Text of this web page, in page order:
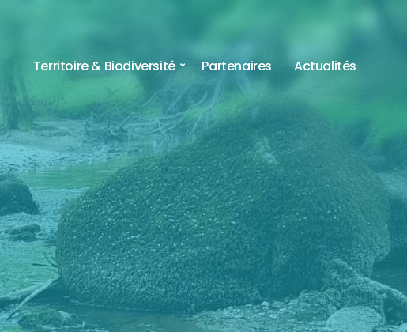
Territoire & Biodiversité Partenaires Actualités